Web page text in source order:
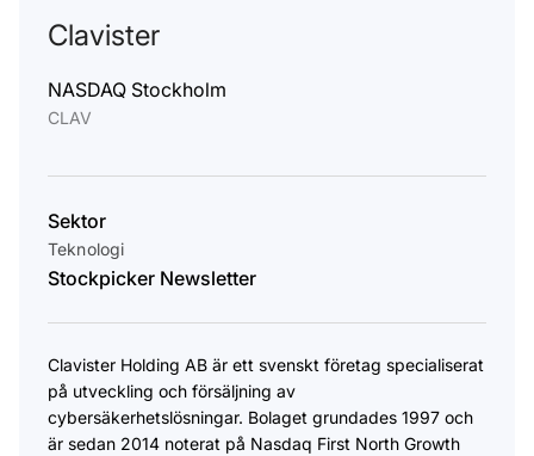
Clavister
NASDAQ Stockholm
CLAV
Sektor
Teknologi
Stockpicker Newsletter
Clavister Holding AB är ett svenskt företag specialiserat
på utveckling och försäljning av
cybersäkerhetslösningar. Bolaget grundades 1997 och
är sedan 2014 noterat på Nasdaq First North Growth